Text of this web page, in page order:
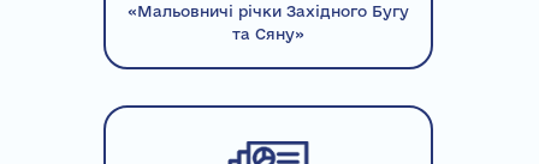
«Мальовничі річки Західного Бугу
та Сяну»